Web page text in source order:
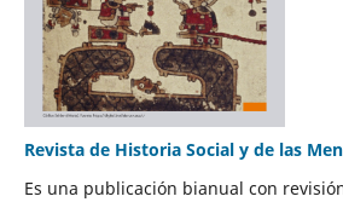
Revista de Historia Social y de las
Es una publicación bianual con